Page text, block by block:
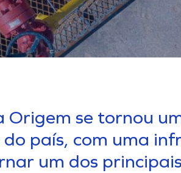
Origem se tornou
do país, com uma
um dos